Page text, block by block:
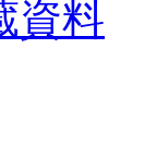
資料